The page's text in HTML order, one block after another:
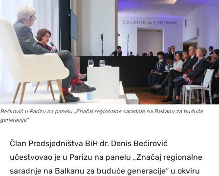
Bećirović u Parizu na panelu „Značaj regionalne saradnje na Balkanu za buduće
generacije“
Član Predsjedništva BiH dr. Denis Bećirović
učestvovao je u Parizu na panelu „Značaj regionalne
saradnje na Balkanu za buduće generacije“ u okviru